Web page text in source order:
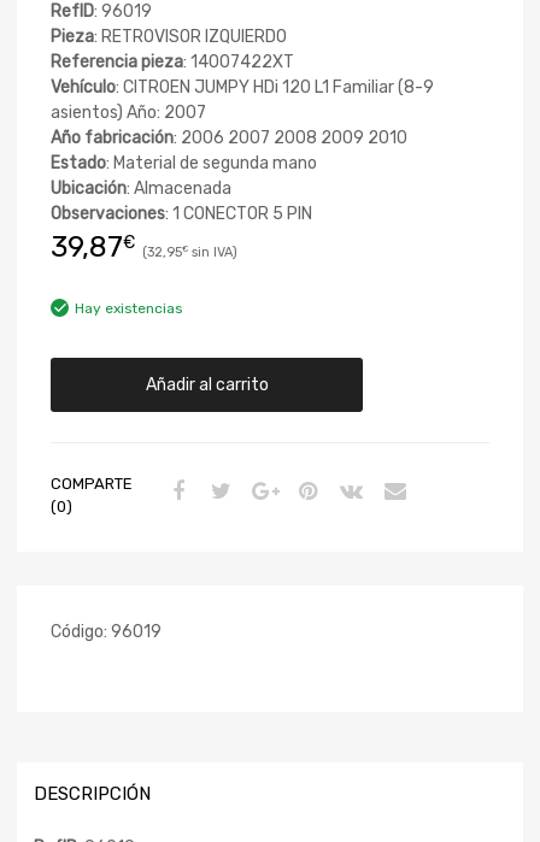
RefID: 96019
Pieza: RETROVISOR IZQUIERDO
Referencia pieza: 14007422XT
Vehículo: CITROEN JUMPY HDi 120 L1 Familiar (8-9
asientos) Año: 2007
Año fabricación: 2006 2007 2008 2009 2010
Estado: Material de segunda mano
Ubicación: Almacenada
Observaciones: 1 CONECTOR 5 PIN
39,87€ 32,95€
Hay existencias
Añadir al carrito
COMPARTE
(0)
Código: 96019
DESCRIPCIÓN